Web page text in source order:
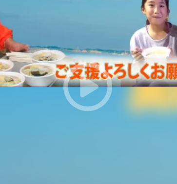
CAMPFIRE